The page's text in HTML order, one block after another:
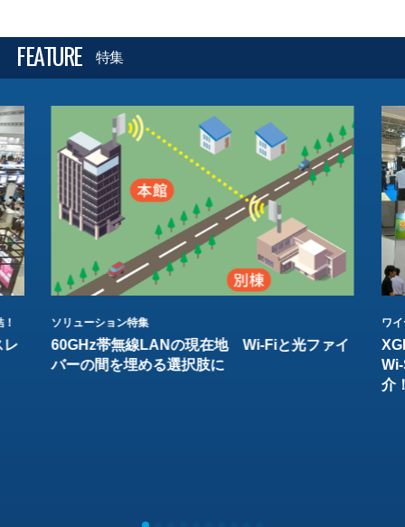
FEATURE 特集
レ
ソリューション特集
60GHz帯無線LANの現在地 Wi-Fiと光ファイ
バーの間を埋める選択肢に
ワ
介